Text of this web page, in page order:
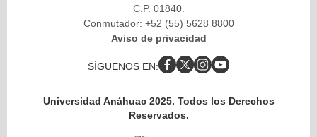
C.P. 01840.
Conmutador: +52 (55) 5628 8800
Aviso de privacidad
SÍGUENOS EN:
Universidad Anáhuac 2025. Todos los Derechos
Reservados.